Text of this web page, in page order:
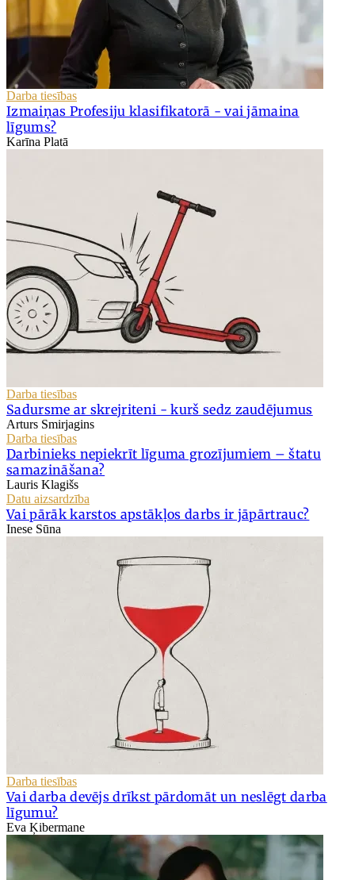
Darba tiesības
Izmaiņas Profesiju klasifikatorā - vai jāmaina
līgums?
Karīna Platā
Darba tiesības
Sadursme ar skrejriteni - kurš sedz zaudējumus
Arturs Smirjagins
Darba tiesības
Darbinieks nepiekrīt līguma grozījumiem – štatu
samazināšana?
Lauris Klagišs
Datu aizsardzība
Vai pārāk karstos apstākļos darbs ir jāpārtrauc?
Inese Sūna
Darba tiesības
Vai darba devējs drīkst pārdomāt un neslēgt darba
līgumu?
Eva Ķibermane